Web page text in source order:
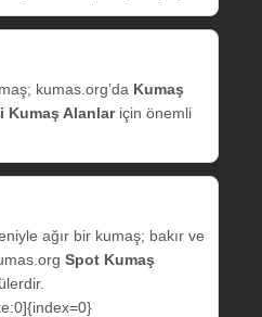
kumas.org’da Kumaş
Kumaş Alanlariçin önemli
ağır bir kumaş; bakır ve
Spot Kumaş